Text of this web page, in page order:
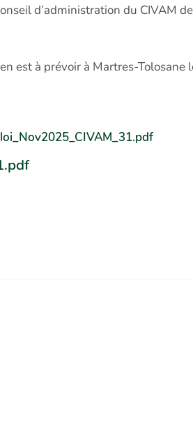
d’administration du CIVAM
est à prévoir à Martres-